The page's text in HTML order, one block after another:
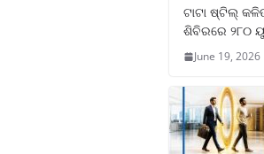
ଟାଟା ଷ୍ଟିଲ୍‌
ଶିବିରରେ ୨୮୦
June 19, 2026